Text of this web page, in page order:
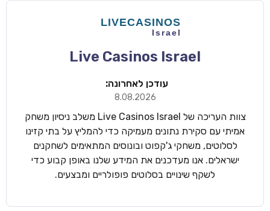
Live Casinos Israel
עודכן לאחרונה:
8.08.2026
צוות העריכה של Live Casinos Israel משלב ניסיון משחק
אמיתי עם סקירת נתונים מעמיקה כדי להמליץ על בתי קזינו
לסלוטים, משחקי ג'קפוט ובונוסים המתאימים לשחקנים
ישראלים. אנו מעדכנים את המידע שלנו באופן קבוע כדי
לשקף שינויים בסלוטים פופולריים ומבצעים.